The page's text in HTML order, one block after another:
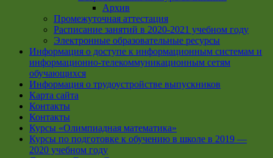
Архив
Промежуточная аттестация
Расписание занятий в 2020-2021 учебном году
Электронные образовательные ресурсы
Информация о доступе к информационным системам и
информационно-телекоммуникационным сетям
обучающихся
Информация о трудоустройстве выпускников
Карта сайта
Контакты
Контакты
Курсы «Олимпиадная математика»
Курсы по подготовке к обучению в школе в 2019 —
2020 учебном году